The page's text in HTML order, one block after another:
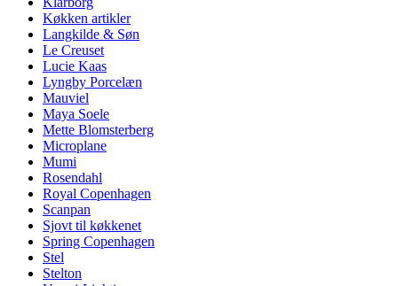
Køkken artikler
Langkilde & Søn
Le Creuset
Lucie Kaas
Lyngby Porcelæn
Mauviel
Maya Soele
Mette Blomsterberg
Microplane
Mumi
Rosendahl
Royal Copenhagen
Scanpan
Sjovt til køkkenet
Spring Copenhagen
Stel
Stelton